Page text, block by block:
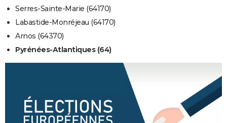
Serres-Sainte-Marie (64170)
Labastide-Monréjeau (64170)
Arnos (64370)
Pyrénées-Atlantiques (64)